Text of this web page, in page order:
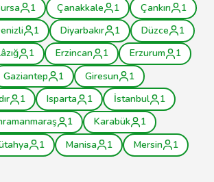
1 Çanakkale 1 Çankırı
1
1 Diyarbakır 1 Düzce
1
1 Erzincan 1 Erzurum
1
Gaziantep 1 Giresun
1
1 Isparta 1 İstanbul
1
1 Karabük
1
1 Manisa 1 Mersin
1